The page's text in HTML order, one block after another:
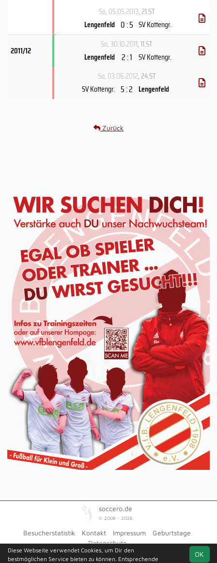
So, 05.05.2013, 21.ST
Lengenfeld 0 : 5 SV Kottengr.
2011/12
So, 30.10.2011, 11.ST
Lengenfeld 2 : 1 SV Kottengr.
So, 03.06.2012, 24.ST
SV Kottengr. 5 : 2 Lengenfeld
Zurück
soccero.de
© 2006 - 2026
Besucherstatistik Kontakt Impressum
Geburtstage
Datenschutz
OK
Diese Webseite verwendet Cookies, um Dir den
bestmöglichen Service bieten zu können. Entsprechende